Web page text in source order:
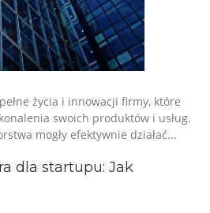
dla startupu: Jak
życia i innowacji firmy, które
swoich produktów i usług.
mogły efektywnie działać...